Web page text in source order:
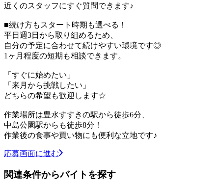
近くのスタッフにすぐ質問できます♪
■続け方もスタート時期も選べる！
平日週3日から取り組めるため、
自分の予定に合わせて続けやすい環境です◎
1ヶ月程度の短期も相談できます。
「すぐに始めたい」
「来月から挑戦したい」
どちらの希望も歓迎します☆
作業場所は豊水すすきの駅から徒歩6分、
中島公園駅からも徒歩8分！
作業後の食事や買い物にも便利な立地です♪
応募画面に進む
関連条件からバイトを探す